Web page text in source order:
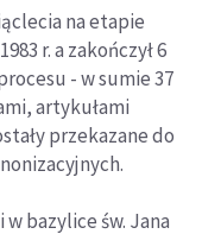
na etapie
r. a zakończył 6
- w sumie 37
artykułami
przekazane do
w bazylice św. Jana